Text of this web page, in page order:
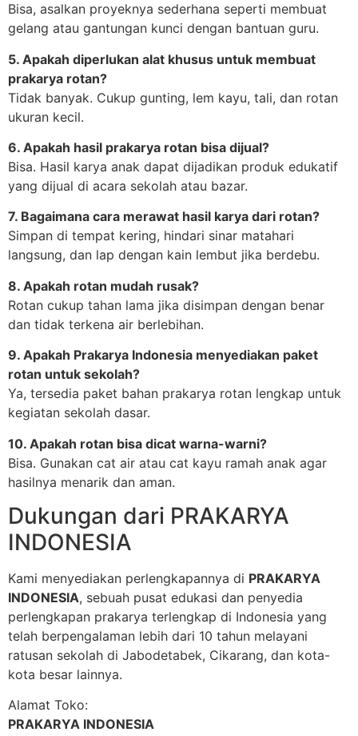
Bisa, asalkan proyeknya sederhana seperti membuat
gelang atau gantungan kunci dengan bantuan guru.
5. Apakah diperlukan alat khusus untuk membuat
prakarya rotan?
Tidak banyak. Cukup gunting, lem kayu, tali, dan rotan
ukuran kecil.
6. Apakah hasil prakarya rotan bisa dijual?
Bisa. Hasil karya anak dapat dijadikan produk edukatif
yang dijual di acara sekolah atau bazar.
7. Bagaimana cara merawat hasil karya dari rotan?
Simpan di tempat kering, hindari sinar matahari
langsung, dan lap dengan kain lembut jika berdebu.
8. Apakah rotan mudah rusak?
Rotan cukup tahan lama jika disimpan dengan benar
dan tidak terkena air berlebihan.
9. Apakah Prakarya Indonesia menyediakan paket
rotan untuk sekolah?
Ya, tersedia paket bahan prakarya rotan lengkap untuk
kegiatan sekolah dasar.
10. Apakah rotan bisa dicat warna-warni?
Bisa. Gunakan cat air atau cat kayu ramah anak agar
hasilnya menarik dan aman.
Dukungan dari PRAKARYA
INDONESIA
Kami menyediakan perlengkapannya di PRAKARYA
INDONESIA, sebuah pusat edukasi dan penyedia
perlengkapan prakarya terlengkap di Indonesia yang
telah berpengalaman lebih dari 10 tahun melayani
ratusan sekolah di Jabodetabek, Cikarang, dan kota-
kota besar lainnya.
Alamat Toko:
PRAKARYA INDONESIA